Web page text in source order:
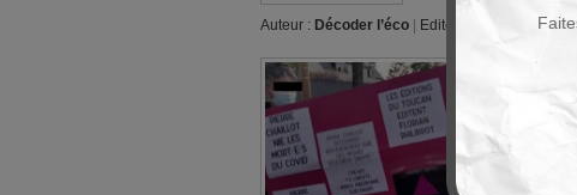
Auteur : Décoder l’éco Editeur : Mardi,